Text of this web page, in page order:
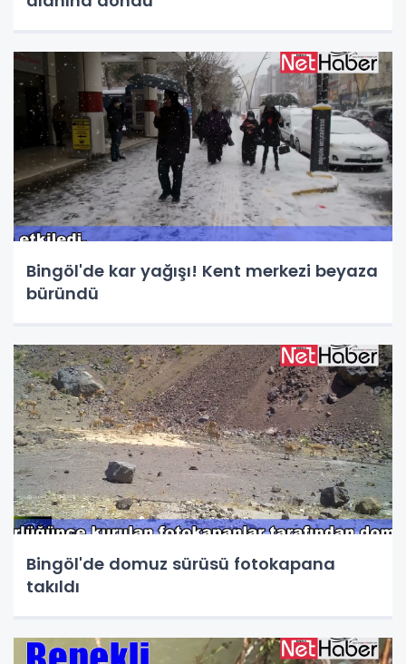
Bingöl'de kar yağışı! Kent merkezi beyaza
büründü
Bingöl'de domuz sürüsü fotokapana
takıldı